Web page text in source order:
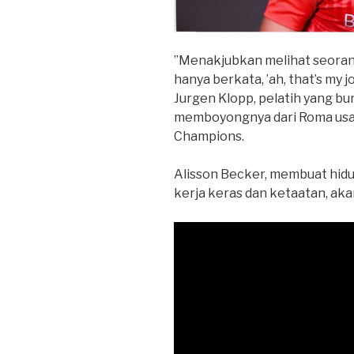
”Menakjubkan melihat
hanya berkata, ’ah, that’s my
Jurgen Klopp, pelatih yang
memboyongnya dari Roma
Champions.
Alisson Becker, membuat
kerja keras dan ketaatan,